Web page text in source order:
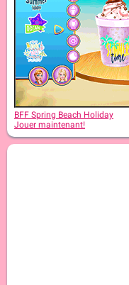
BFF Spring Beach Holiday
Jouer maintenant!